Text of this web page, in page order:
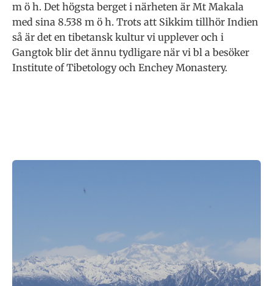
m ö h. Det högsta berget i närheten är Mt Makala
med sina 8.538 m ö h. Trots att Sikkim tillhör Indien
så är det en tibetansk kultur vi upplever och i
Gangtok blir det ännu tydligare när vi bl a besöker
Institute of Tibetology och Enchey Monastery.